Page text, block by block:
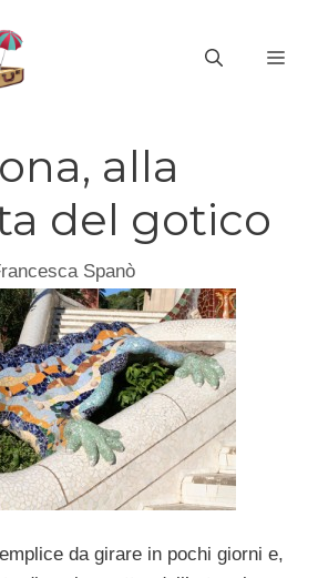
alla
del gotico
Spanò
da girare in pochi giorni e,